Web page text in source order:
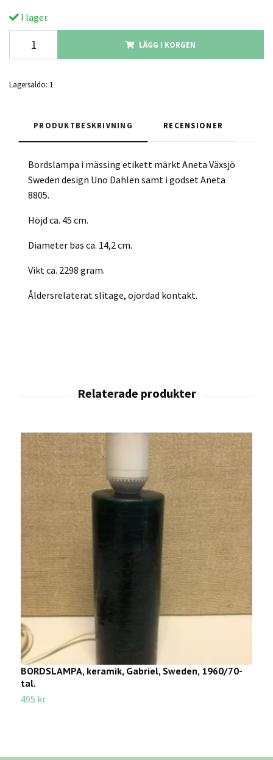
I lager.
LÄGG I KORGEN
Lagersaldo: 1
PRODUKTBESKRIVNING RECENSIONER
Bordslampa i mässing etikett märkt Aneta Växsjö
Sweden design Uno Dahlen samt i godset Aneta
8805.
Höjd ca. 45 cm.
Diameter bas ca. 14,2 cm.
Vikt ca. 2298 gram.
Åldersrelaterat slitage, ojordad kontakt.
BORDSLAMPA, keramik, Gabriel, Sweden, 1960/70-
tal.
495 kr